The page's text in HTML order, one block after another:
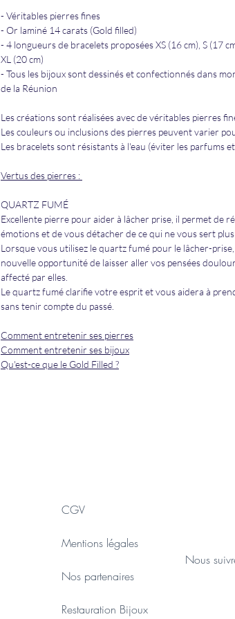
- Véritables pierres fines
- Or laminé 14 carats (Gold filled)
- 4 longueurs de bracelets proposées XS (16 cm), S (17
XL (20 cm)
- Tous les bijoux sont dessinés et confectionnés dans
de la Réunion
Les créations sont réalisées avec de véritables pierres
Les couleurs ou inclusions des pierres peuvent varier
Les bracelets sont résistants à l'eau (éviter les parfums
Vertus des pierres :
QUARTZ FUMÉ
Excellente pierre pour aider à lâcher prise, il permet de
émotions et de vous détacher de ce qui ne vous sert plus
Lorsque vous utilisez le quartz fumé pour le lâcher-
nouvelle opportunité de laisser aller vos pensées
affecté par elles.
Le quartz fumé clarifie votre esprit et vous aidera à
sans tenir compte du passé.
Comment entretenir ses pierres
Comment entretenir ses bijoux
Qu'est-ce que le Gold Filled ?
CGV
Mentions légales
Nos partenaires
Restauration Bijoux
Nous